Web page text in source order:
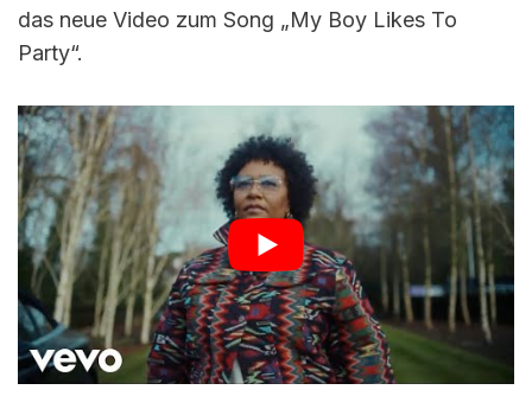
das neue Video zum Song „My Boy Likes To
Party“.